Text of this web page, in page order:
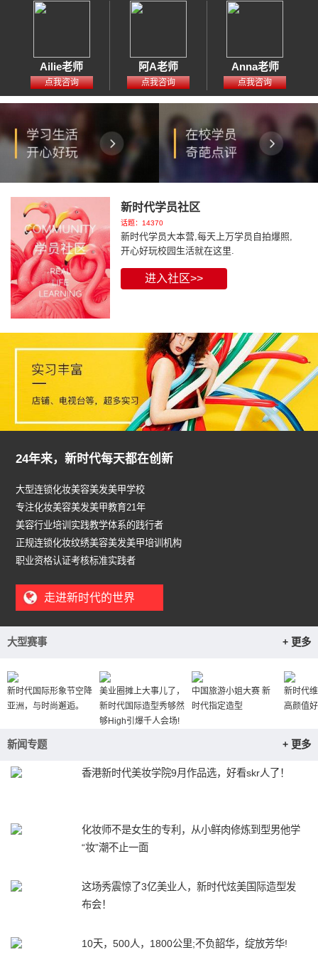
Ailie老师
点我咨询
阿A老师
点我咨询
Anna老师
点我咨询
新时代学员社区
话题：14370
新时代学员大本营,每天上万学员自拍爆照,
开心好玩校园生活就在这里.
进入社区>>
24年来，新时代每天都在创新
大型连锁化妆美容美发美甲学校
专注化妆美容美发美甲教育21年
美容行业培训实践教学体系的践行者
正规连锁化妆纹绣美容美发美甲培训机构
职业资格认证考核标准实践者
走进新时代的世界
大型赛事 + 更多
新时代国际形象节空降
亚洲，与时尚邂逅。
美业圈摊上大事儿了，
新时代国际造型秀够然
够High引爆千人会场!
中国旅游小姐大赛 新
时代指定造型
新时代
高颜值
新闻专题 + 更多
香港新时代美妆学院9月作品选，好看skr人了！
化妆师不是女生的专利，从小鲜肉修炼到型男他学
“妆”潮不止一面
这场秀震惊了3亿美业人，新时代炫美国际造型发
布会！
10天，500人，1800公里;不负韶华，绽放芳华!